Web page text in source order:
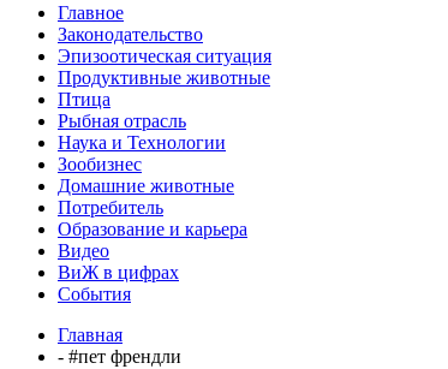
Главное
Законодательство
Эпизоотическая ситуация
Продуктивные животные
Птица
Рыбная отрасль
Наука и Технологии
Зообизнес
Домашние животные
Потребитель
Образование и карьера
Видео
ВиЖ в цифрах
События
Главная
- #пет френдли